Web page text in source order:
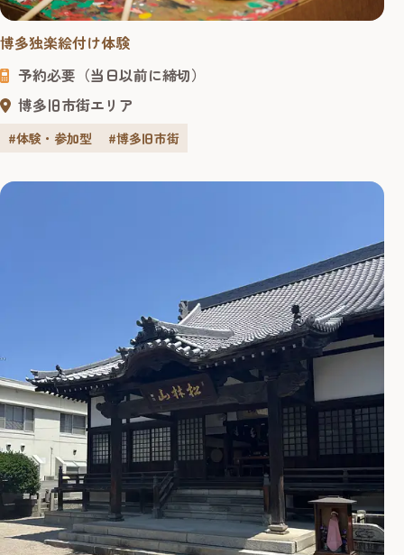
博多独楽絵付け体験
予約必要（当日以前に締切）
博多旧市街エリア
#体験・参加型 #博多旧市街